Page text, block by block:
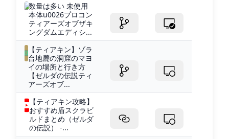
数量は多い 未使用
本体u0026プロコン
ティアーズオブザキ
ングダムエディシ...
【ティアキン】ゾラ
台地麓の洞窟のマヨ
イの場所と行き方
【ゼルダの伝説ティ
アーズオブ...
【ティアキン攻略】
おすすめ盾スクラビ
ルドまとめ（ゼルダ
の伝説） -...